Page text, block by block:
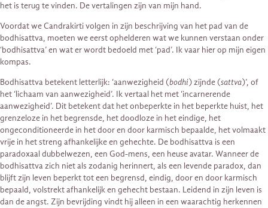
het is terug te vinden. De vertalingen zijn van mijn hand.
Voordat we Candrakirti volgen in zijn beschrijving van het pad van de
bodhisattva, moeten we eerst ophelderen wat we kunnen verstaan onder
‘bodhisattva’ en wat er wordt bedoeld met ‘pad’. Ik vaar hier op mijn eigen
kompas.
Bodhisattva betekent letterlijk: ‘aanwezigheid (bodhi) zijnde (sattva)’, of
het ‘lichaam van aanwezigheid’. Ik vertaal het met ‘incarnerende
aanwezigheid’. Dit betekent dat het onbeperkte in het beperkte huist, het
grenzeloze in het begrensde, het doodloze in het eindige, het
ongeconditioneerde in het door en door karmisch bepaalde, het volmaakt
vrije in het streng afhankelijke en gehechte. De bodhisattva is een
paradoxaal dubbelwezen, een God-mens, een heuse avatar. Wanneer de
bodhisattva zich niet als zodanig herinnert, als een levende paradox, dan
blijft zijn leven beperkt tot een begrensd, eindig, door en door karmisch
bepaald, volstrekt afhankelijk en gehecht bestaan. Leidend in zijn leven is
dan de angst. Zijn bevrijding vindt hij alleen in een waarachtig herkennen